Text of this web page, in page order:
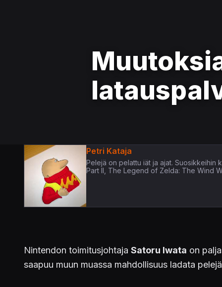
Petri Kataja
Pelejä on pelattu iät ja ajat. Suosikkeihin
Part II, The Legend of Zelda: The Wind
Nintendon toimitusjohtaja Satoru Iwata on
saapuu muun muassa mahdollisuus ladata